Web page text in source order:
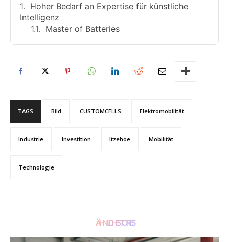
Hoher Bedarf an Expertise für künstliche
Intelligenz
Master of Batteries
TAGS Bild CUSTOMCELLS Elektromobilität
Industrie Investition Itzehoe Mobilität
Technologie
ÄHNLICHE STORIES